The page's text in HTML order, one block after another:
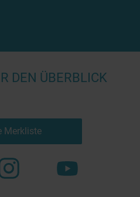
DEN ÜBERBLICK
Merkliste